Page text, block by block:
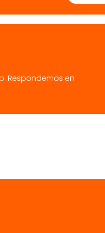
Respondemos en